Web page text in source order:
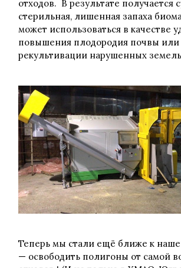
отходов. В результате получается
стерильная, лишенная запаха
может использоваться в качестве
повышения плодородия почвы или
рекультивации нарушенных
Теперь мы стали ещё ближе к
— освободить полигоны от самой